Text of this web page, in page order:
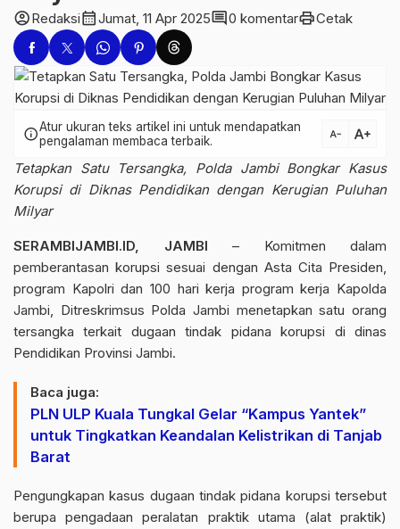
account_circleRedaksicalendar_monthJumat, 11 Apr 2025comment0 komentarprintCetak
infoAtur ukuran teks artikel ini untuk mendapatkan
pengalaman membaca terbaik.
text_decrease text_increase
Tetapkan Satu Tersangka, Polda Jambi Bongkar Kasus
Korupsi di Diknas Pendidikan dengan Kerugian Puluhan
Milyar
SERAMBIJAMBI.ID, JAMBI – Komitmen dalam
pemberantasan korupsi sesuai dengan Asta Cita Presiden,
program Kapolri dan 100 hari kerja program kerja Kapolda
Jambi, Ditreskrimsus Polda Jambi menetapkan satu orang
tersangka terkait dugaan tindak pidana korupsi di dinas
Pendidikan Provinsi Jambi.
Baca juga:
PLN ULP Kuala Tungkal Gelar “Kampus Yantek”
untuk Tingkatkan Keandalan Kelistrikan di Tanjab
Barat
Pengungkapan kasus dugaan tindak pidana korupsi tersebut
berupa pengadaan peralatan praktik utama (alat praktik)